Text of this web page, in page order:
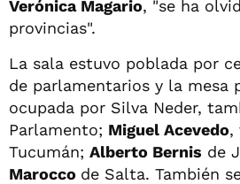
Verónica Magario, "se ha
provincias".
La sala estuvo poblada por
de parlamentarios y la mesa
ocupada por Silva Neder,
Parlamento; Miguel Acevedo,
Tucumán; Alberto Bernis de
Marocco de Salta. También